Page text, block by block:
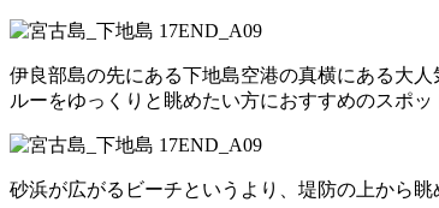
伊良部島の先にある下地島空港の真横にある大
ルーをゆっくりと眺めたい方におすすめのスポッ
砂浜が広がるビーチというより、堤防の上から